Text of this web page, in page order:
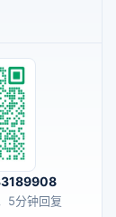
5分钟回复